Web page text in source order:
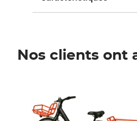
Nos clients ont